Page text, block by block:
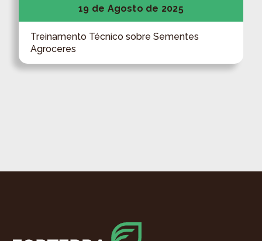
19 de Agosto de 2025
Treinamento Técnico sobre Sementes
Agroceres